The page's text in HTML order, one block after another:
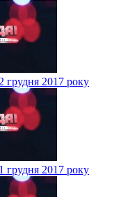
грудня 2017 року
грудня 2017 року